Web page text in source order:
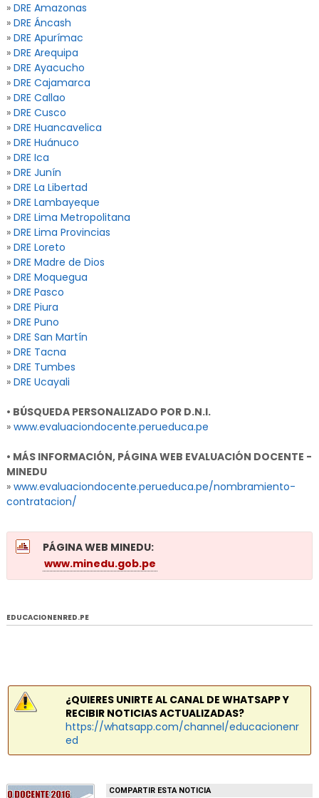
» DRE Amazonas
» DRE Áncash
» DRE Apurímac
» DRE Arequipa
» DRE Ayacucho
» DRE Cajamarca
» DRE Callao
» DRE Cusco
» DRE Huancavelica
» DRE Huánuco
» DRE Ica
» DRE Junín
» DRE La Libertad
» DRE Lambayeque
» DRE Lima Metropolitana
» DRE Lima Provincias
» DRE Loreto
» DRE Madre de Dios
» DRE Moquegua
» DRE Pasco
» DRE Piura
» DRE Puno
» DRE San Martín
» DRE Tacna
» DRE Tumbes
» DRE Ucayali
• BÚSQUEDA PERSONALIZADO POR D.N.I.
» www.evaluaciondocente.perueduca.pe
• MÁS INFORMACIÓN, PÁGINA WEB EVALUACIÓN DOCENTE -
MINEDU
» www.evaluaciondocente.perueduca.pe/nombramiento-
contratacion/
PÁGINA WEB MINEDU:
www.minedu.gob.pe
EDUCACIONENRED.PE
¿QUIERES UNIRTE AL CANAL DE WHATSAPP Y
RECIBIR NOTICIAS ACTUALIZADAS?
https://whatsapp.com/channel/educacionenr
ed
COMPARTIR ESTA NOTICIA